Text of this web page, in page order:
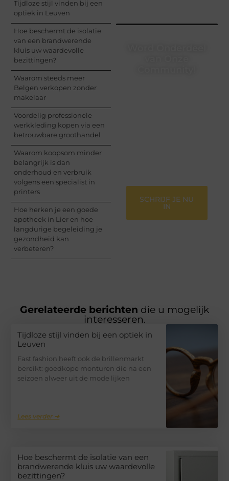
Tijdloze stijl vinden bij een
optiek in Leuven
Hoe beschermt de isolatie
van een brandwerende
kluis uw waardevolle
bezittingen?
Waarom steeds meer
Belgen verkopen zonder
makelaar
Voordelig professionele
werkkleding kopen via een
betrouwbare groothandel
Waarom koopsom minder
belangrijk is dan
onderhoud en verbruik
volgens een specialist in
printers
Hoe herken je een goede
apotheek in Lier en hoe
langdurige begeleiding je
gezondheid kan
verbeteren?
SCHRIJF JE NU
IN
Gerelateerde berichten die u mogelijk
interesseren.
Tijdloze stijl vinden bij een optiek in
Leuven
Fast fashion heeft ook de brillenmarkt
bereikt: goedkope monturen die na een
seizoen alweer uit de mode lijken
Lees verder ➜
Hoe beschermt de isolatie van een
brandwerende kluis uw waardevolle
bezittingen?